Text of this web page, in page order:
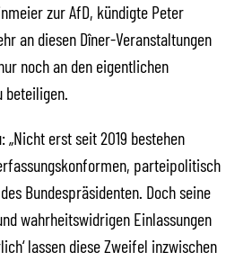
zur AfD, kündigte Peter
an diesen Dîner-Veranstaltungen
noch an den eigentlichen
beteiligen.
erst seit 2019 bestehen
parteipolitisch
Bundespräsidenten. Doch seine
wahrheitswidrigen Einlassungen
lassen diese Zweifel inzwischen